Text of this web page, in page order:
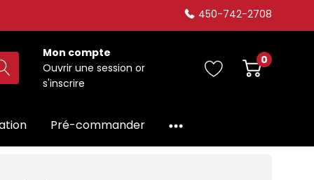
450-742-2708
Mon compte
Ouvrir une session or
s'inscrire
0
Pré-commander